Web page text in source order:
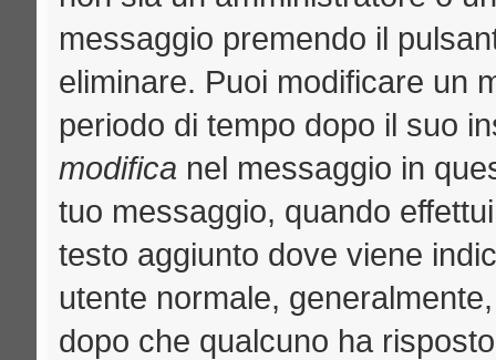
messaggio premendo il
eliminare. Puoi modificare un
periodo di tempo dopo il suo
modifica nel messaggio in
tuo messaggio, quando
testo aggiunto dove viene
utente normale,
dopo che qualcuno ha